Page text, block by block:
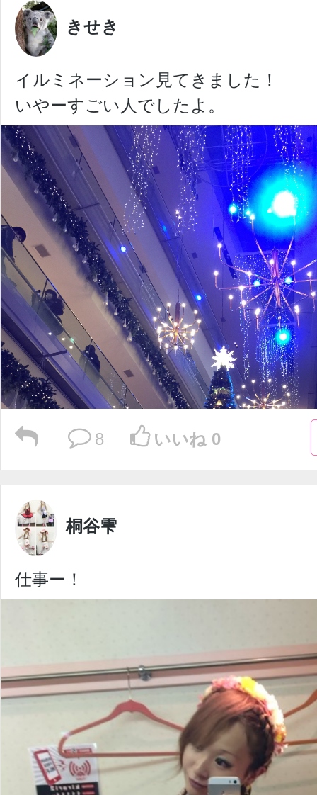
きせき
イルミネーション見てきました！
いやーすごい人でしたよ。
8 いいね 0
桐谷雫
仕事ー！